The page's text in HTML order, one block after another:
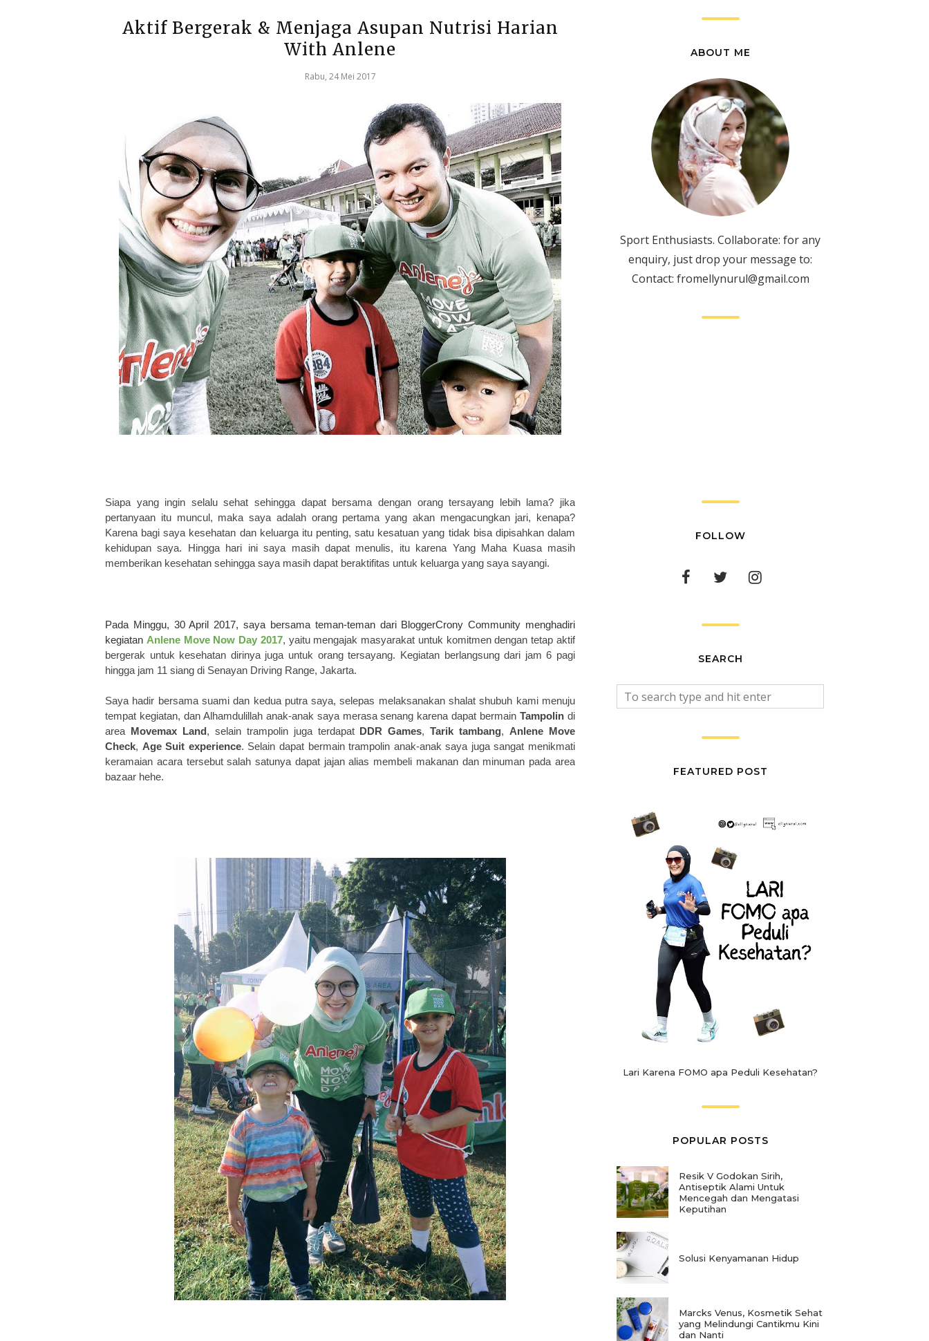
Aktif Bergerak & Menjaga Asupan Nutrisi Harian
With Anlene
Rabu, 24 Mei 2017
Siapa yang ingin selalu sehat sehingga dapat bersama dengan orang tersayang lebih lama? jika
pertanyaan itu muncul, maka saya adalah orang pertama yang akan mengacungkan jari, kenapa?
Karena bagi saya kesehatan dan keluarga itu penting, satu kesatuan yang tidak bisa dipisahkan dalam
kehidupan saya. Hingga hari ini saya masih dapat menulis, itu karena Yang Maha Kuasa masih
memberikan kesehatan sehingga saya masih dapat beraktifitas untuk keluarga yang saya sayangi.
Pada Minggu, 30 April 2017, saya bersama teman-teman dari BloggerCrony Community menghadiri
kegiatan Anlene Move Now Day 2017, yaitu mengajak masyarakat untuk komitmen dengan tetap aktif
bergerak untuk kesehatan dirinya juga untuk orang tersayang. Kegiatan berlangsung dari jam 6 pagi
hingga jam 11 siang di Senayan Driving Range, Jakarta.
Saya hadir bersama suami dan kedua putra saya, selepas melaksanakan shalat shubuh kami menuju
tempat kegiatan, dan Alhamdulillah anak-anak saya merasa senang karena dapat bermainTampolin di
area
Movemax Land , selain trampolin juga terdapat DDR Games,Tarik tambang, Anlene Move
Check, Age Suit experience. Selain dapat bermain trampolin anak-anak saya juga sangat menikmati
keramaian acara tersebut salah satunya dapat jajan alias membeli makanan dan minuman pada area
bazaar hehe.
ABOUT ME
Sport Enthusiasts. Collaborate: for any
enquiry, just drop your message to:
Contact: fromellynurul@gmail.com
FOLLOW
SEARCH
FEATURED POST
Lari Karena FOMO apa Peduli Kesehatan?
POPULAR POSTS
Resik V Godokan Sirih,
Antiseptik Alami Untuk
Mencegah dan Mengatasi
Keputihan
Solusi Kenyamanan Hidup
Marcks Venus, Kosmetik Sehat
yang Melindungi Cantikmu Kini
dan Nanti